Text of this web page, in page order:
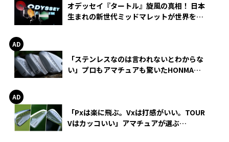
オデッセイ『タートル』旋風の真相！ 日本
生まれの新世代ミッドマレットが世界を席
「ステンレスなのは言われないとわからな
い」プロもアマチュアも驚いたHONMA
「Pxは楽に飛ぶ。Vxは打感がいい。TOUR
Vはカッコいい」アマチュアが選ぶ